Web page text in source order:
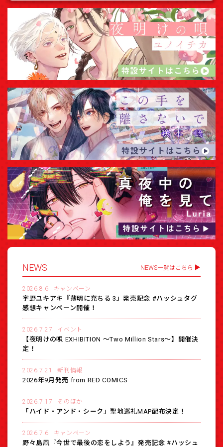
NEWS NEWS一覧はこちら
2026.8.6 キャンペーン
宇野ユキアキ『薄明に充ちる 3』発売記念 #ハッシュタグ
感想キャンペーン開催！
2026.7.27 イベント
【夜明けの唄 EXHIBITION 〜Two Million Stars〜】開催決
定！
2026.7.21 新刊情報
2026年9月発売 from RED COMICS
2026.7.17 そのほか
「ハイド・アンド・シーク」聖地巡礼MAP配布決定！
2026.7.6 キャンペーン
野々島凧『今世で最後の恋をしよう』発売記念 #ハッシュ